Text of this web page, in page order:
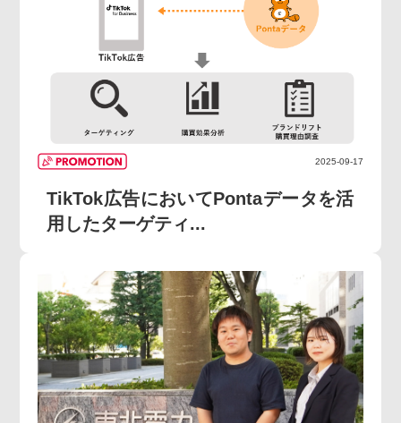
2025-09-17
TikTok広告においてPontaデータを活
用したターゲティ...